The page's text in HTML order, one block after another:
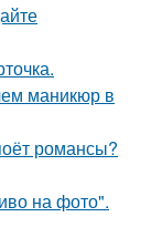
маникюр в
романсы?
на фото".